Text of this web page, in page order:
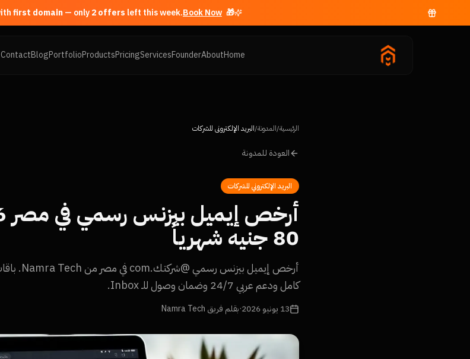
🎁 Free business email with
first domain— only2offersleft this week.Book Now →
Home
About
Founder
Services
Pricing
Products
Portfolio
Blog
Contact
الرئيسية/المدونة/البريد الإلكتروني للشركات
العودة للمدونة
البريد الإلكتروني للشركات
80 جنيه شهرياً
كامل ودعم عربي 24/7 وضمان وصول للـ Inbox.
13 يونيو 2026 ·بقلم فريق Namra Tech